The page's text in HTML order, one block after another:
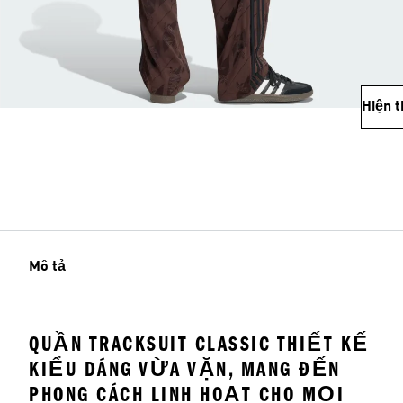
Hiện
Mô tả
QUẦN TRACKSUIT CLASSIC THIẾT KẾ
KIỂU DÁNG VỪA VẶN, MANG ĐẾN
PHONG CÁCH LINH HOẠT CHO MỌI